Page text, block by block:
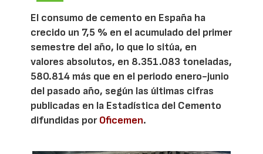
El consumo de cemento en España ha
crecido un 7,5 % en el acumulado del primer
semestre del año, lo que lo sitúa, en
valores absolutos, en 8.351.083 toneladas,
580.814 más que en el periodo enero-junio
del pasado año, según las últimas cifras
publicadas en la Estadística del Cemento
difundidas porOficemen.